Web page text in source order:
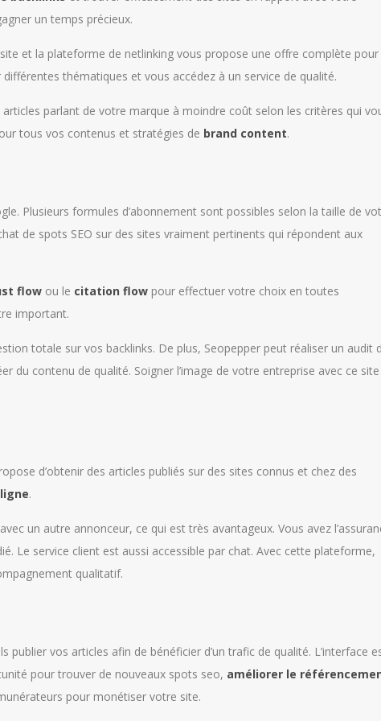
un temps précieux.
et la plateforme de netlinking vous propose une offre complète pour
thématiques et vous accédez à un service de qualité.
parlant de votre marque à moindre coût selon les critères qui
tous vos contenus et stratégies de brand content.
Plusieurs formules d’abonnement sont possibles selon la taille de
de spots SEO sur des sites vraiment pertinents qui répondent aux
flow ou le citation flow pour effectuer votre choix en toutes
important.
totale sur vos backlinks. De plus, Seopepper peut réaliser un audit
du contenu de qualité. Soigner l’image de votre entreprise avec ce site
d’obtenir des articles publiés sur des sites connus et chez des
.
un autre annonceur, ce qui est très avantageux. Vous avez
Le service client est aussi accessible par chat. Avec cette plateforme,
qualitatif.
publier vos articles afin de bénéficier d’un trafic de qualité. L’interface
pour trouver de nouveaux spots seo, améliorer le
pour monétiser votre site.